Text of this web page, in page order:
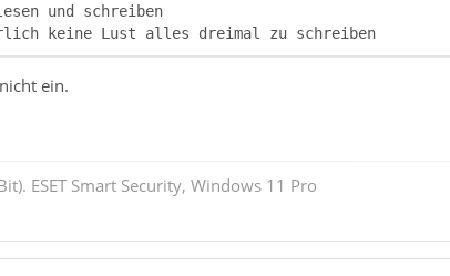
[X] du kannst lesen und schreiben
keine Lust alles dreimal zu schreiben
ein.
ESET Smart Security, Windows 11 Pro